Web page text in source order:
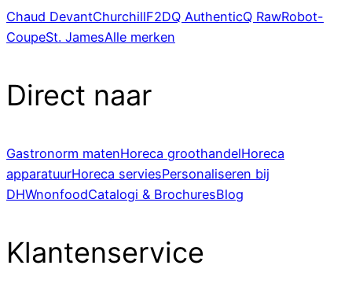
Chaud DevantChurchillF2DQ AuthenticQ RawRobot-
CoupeSt. JamesAlle merken
Direct naar
Gastronorm matenHoreca groothandelHoreca
apparatuurHoreca serviesPersonaliseren bij
DHWnonfoodCatalogi & BrochuresBlog
Klantenservice